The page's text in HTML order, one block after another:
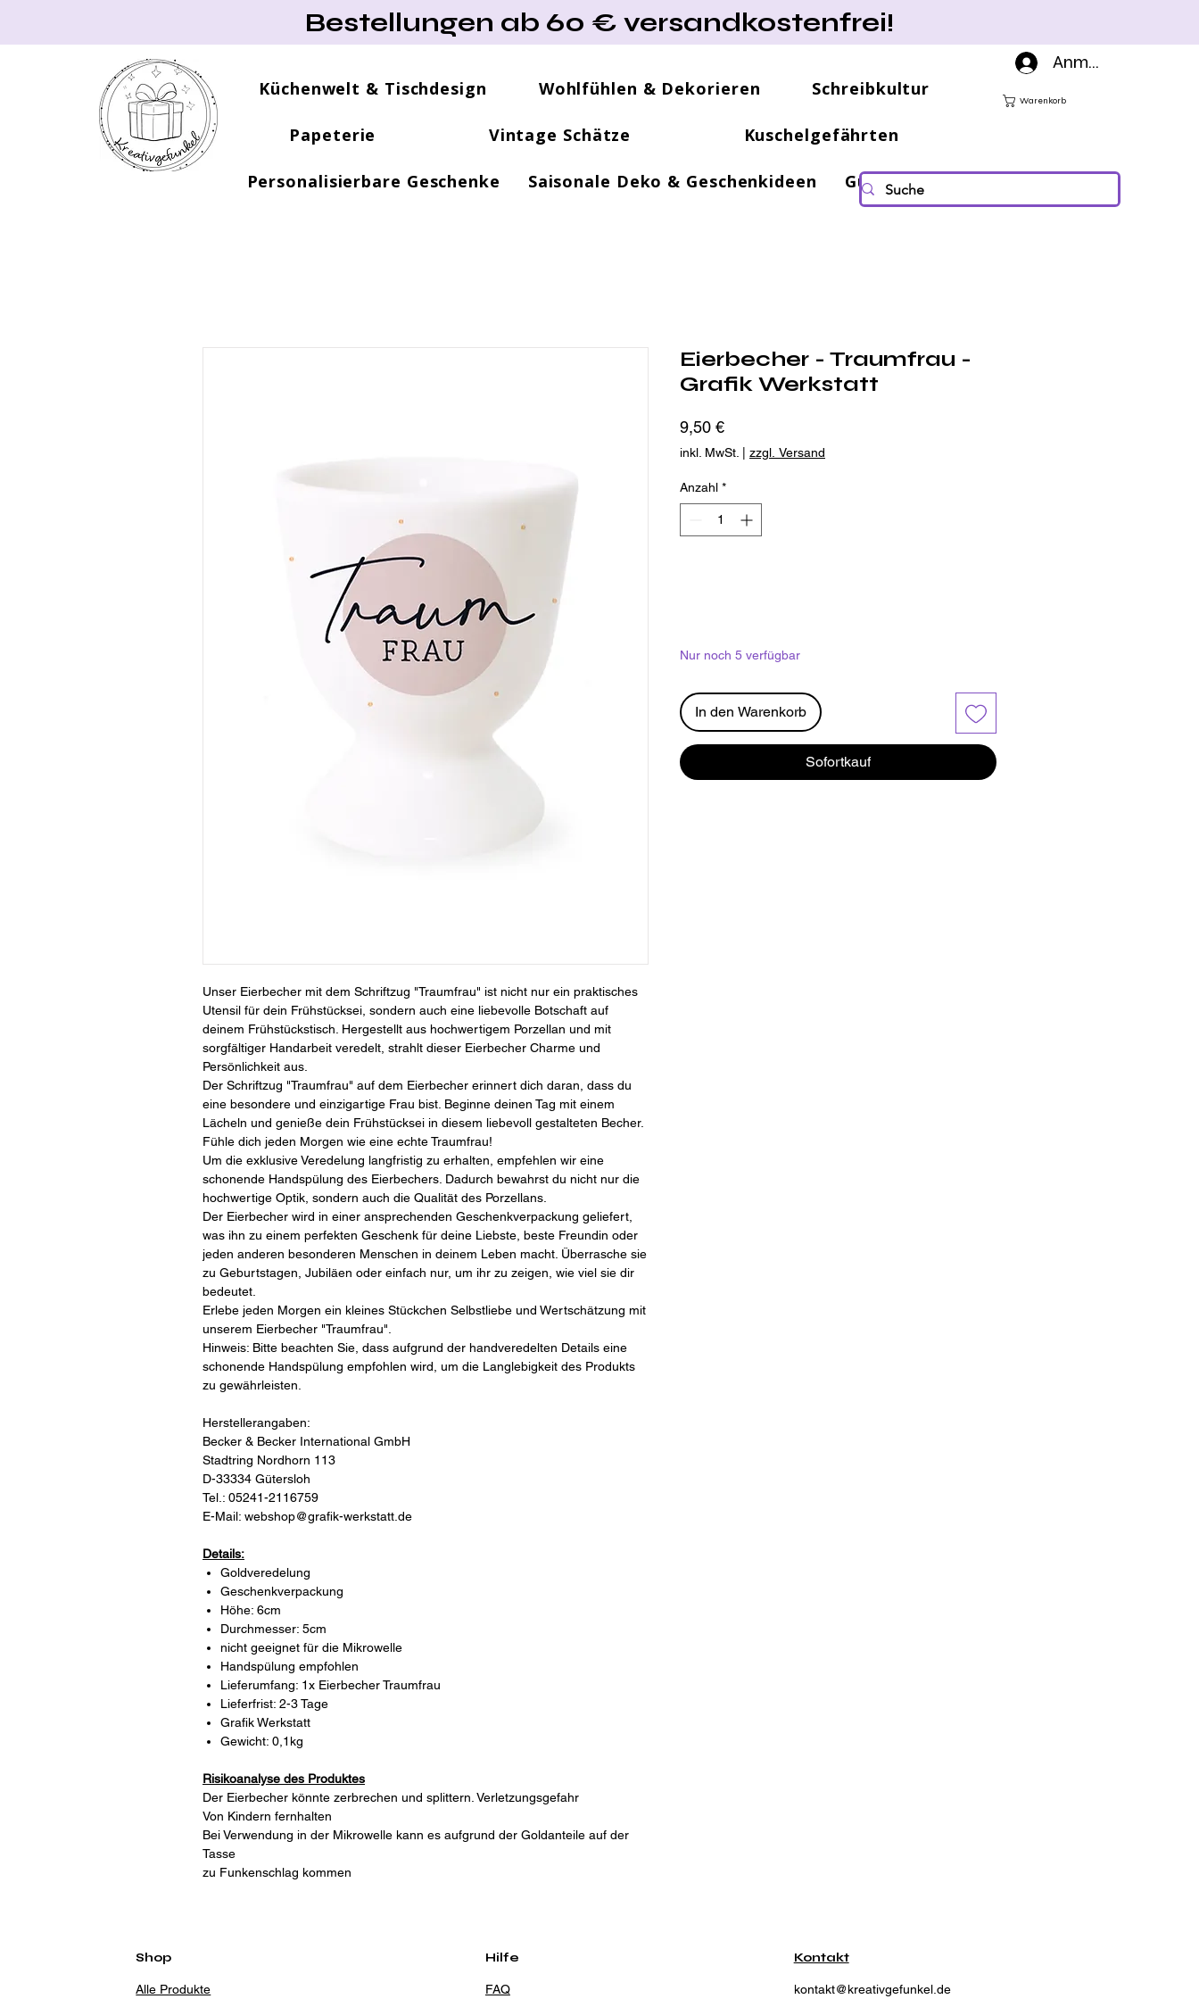
Bestellungen ab 60 € versandkostenfrei!
Küchenwelt & Tischdesign Wohlfühlen & Dekorieren Schreibkultur
Papeterie Vintage Schätze Kuschelgefährten
Personalisierbare Geschenke Saisonale Deko & Geschenkideen Gutscheine
Anmelden
Warenkorb
Unser Eierbecher mit dem Schriftzug "Traumfrau" ist nicht nur ein praktisches
Utensil für dein Frühstücksei, sondern auch eine liebevolle Botschaft auf
deinem Frühstückstisch. Hergestellt aus hochwertigem Porzellan und mit
sorgfältiger Handarbeit veredelt, strahlt dieser Eierbecher Charme und
Persönlichkeit aus.
Der Schriftzug "Traumfrau" auf dem Eierbecher erinnert dich daran, dass du
eine besondere und einzigartige Frau bist. Beginne deinen Tag mit einem
Lächeln und genieße dein Frühstücksei in diesem liebevoll gestalteten Becher.
Fühle dich jeden Morgen wie eine echte Traumfrau!
Um die exklusive Veredelung langfristig zu erhalten, empfehlen wir eine
schonende Handspülung des Eierbechers. Dadurch bewahrst du nicht nur die
hochwertige Optik, sondern auch die Qualität des Porzellans.
Der Eierbecher wird in einer ansprechenden Geschenkverpackung geliefert,
was ihn zu einem perfekten Geschenk für deine Liebste, beste Freundin oder
jeden anderen besonderen Menschen in deinem Leben macht. Überrasche sie
zu Geburtstagen, Jubiläen oder einfach nur, um ihr zu zeigen, wie viel sie dir
bedeutet.
Erlebe jeden Morgen ein kleines Stückchen Selbstliebe und Wertschätzung mit
unserem Eierbecher "Traumfrau".
Hinweis: Bitte beachten Sie, dass aufgrund der handveredelten Details eine
schonende Handspülung empfohlen wird, um die Langlebigkeit des Produkts
zu gewährleisten.
Herstellerangaben:
Becker & Becker International GmbH
Stadtring Nordhorn 113
D-33334 Gütersloh
Tel.: 05241-2116759
E-Mail: webshop@grafik-werkstatt.de
Details:
Goldveredelung
Geschenkverpackung
Höhe: 6cm
Durchmesser: 5cm
nicht geeignet für die Mikrowelle
Handspülung empfohlen
Lieferumfang: 1x Eierbecher Traumfrau
Lieferfrist: 2-3 Tage
Grafik Werkstatt
Gewicht: 0,1kg
Risikoanalyse des Produktes
Der Eierbecher könnte zerbrechen und splittern. Verletzungsgefahr
Von Kindern fernhalten
Bei Verwendung in der Mikrowelle kann es aufgrund der Goldanteile auf der
Tasse
zu Funkenschlag kommen
Eierbecher - Traumfrau -
Grafik Werkstatt
9,50 €Preis
inkl. MwSt. zzgl. Versand
Anzahl *
Nur noch 5 verfügbar
In den Warenkorb
Sofortkauf
Shop
Alle Produkte
Hilfe
FAQ
Kontakt
kontakt@kreativgefunkel.de